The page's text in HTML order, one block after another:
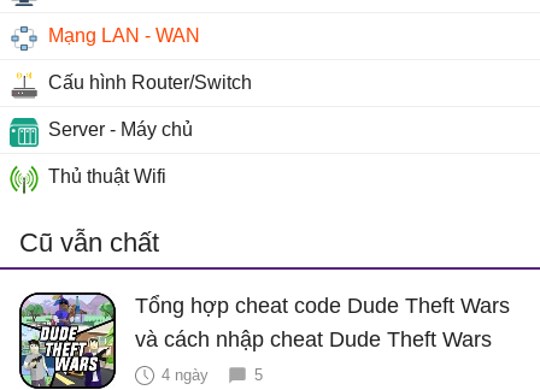
Mạng LAN - WAN
Cấu hình Router/Switch
Server - Máy chủ
Thủ thuật Wifi
Cũ vẫn chất
Tổng hợp cheat code Dude Theft Wars
và cách nhập cheat Dude Theft Wars
4 ngày 5